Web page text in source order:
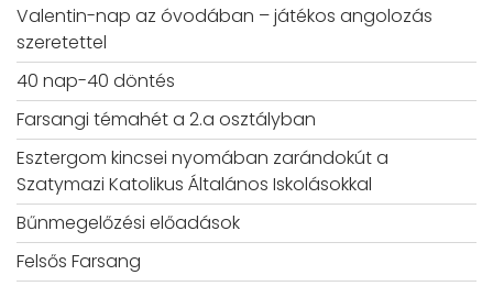
Valentin-nap az óvodában – játékos angolozás
szeretettel
40 nap-40 döntés
Farsangi témahét a 2.a osztályban
Esztergom kincsei nyomában zarándokút a
Szatymazi Katolikus Általános Iskolásokkal
Bűnmegelőzési előadások
Felsős Farsang